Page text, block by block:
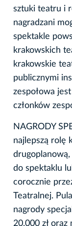
sztuki teatru i
nagradzani
spektakle
krakowskich
krakowskie
publicznymi
zespołowa
członków
NAGRODY
najlepszą rolę
drugoplanową,
do spektaklu
corocznie
Teatralnej.
nagrody
20.000 zł oraz